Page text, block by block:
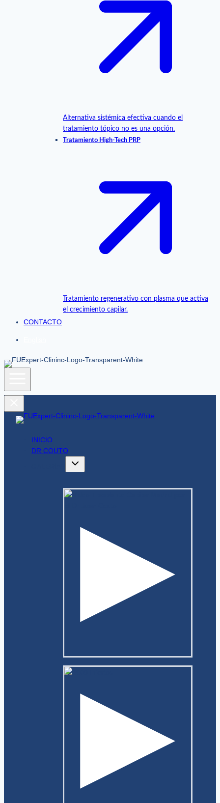
Alternativa sistémica efectiva cuando el
tratamiento tópico no es una opción.
Tratamiento High-Tech PRP
Tratamiento regenerativo con plasma que activa
el crecimiento capilar.
CONTACTO
INICIO
DR COUTO